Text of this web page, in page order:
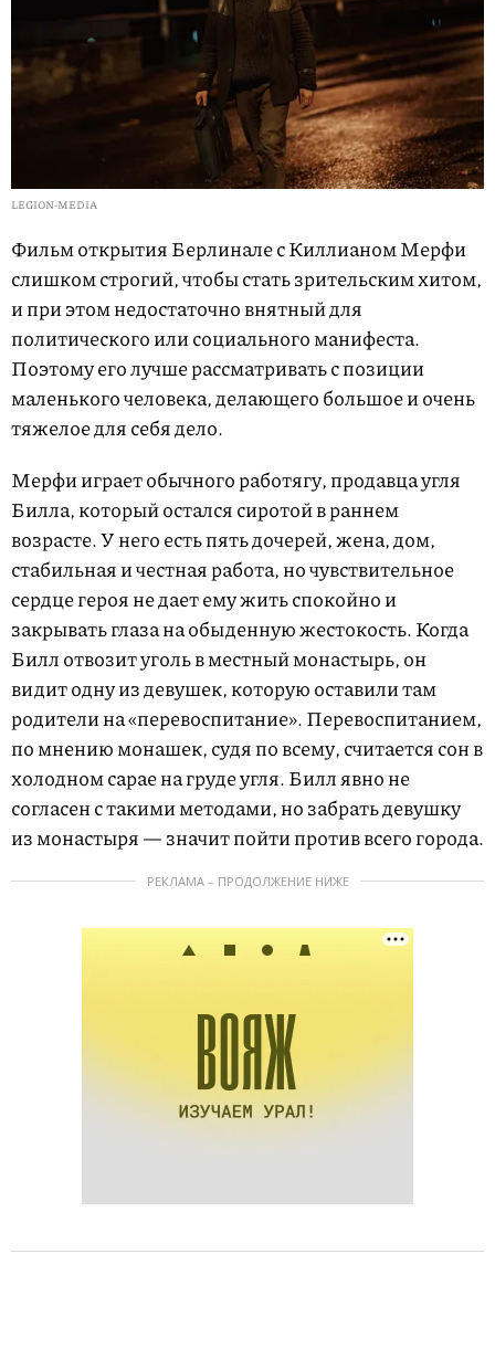
LEGION-MEDIA
Фильм открытия Берлинале с Киллианом Мерфи
слишком строгий, чтобы стать зрительским хитом,
и при этом недостаточно внятный для
политического или социального манифеста.
Поэтому его лучше рассматривать с позиции
маленького человека, делающего большое и очень
тяжелое для себя дело.
Мерфи играет обычного работягу, продавца угля
Билла, который остался сиротой в раннем
возрасте. У него есть пять дочерей, жена, дом,
стабильная и честная работа, но чувствительное
сердце героя не дает ему жить спокойно и
закрывать глаза на обыденную жестокость. Когда
Билл отвозит уголь в местный монастырь, он
видит одну из девушек, которую оставили там
родители на «перевоспитание». Перевоспитанием,
по мнению монашек, судя по всему, считается сон в
холодном сарае на груде угля. Билл явно не
согласен с такими методами, но забрать девушку
из монастыря — значит пойти против всего города.
РЕКЛАМА – ПРОДОЛЖЕНИЕ НИЖЕ